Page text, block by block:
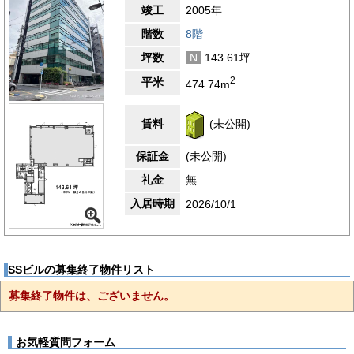
竣工
2005年
階数
8階
坪数
N
143.61坪
平米
474.74m2
賃料 (未公開)
保証金
(未公開)
礼金
無
入居時期
2026/10/1
SSビルの募集終了物件リスト
募集終了物件は、ございません。
お気軽質問フォーム